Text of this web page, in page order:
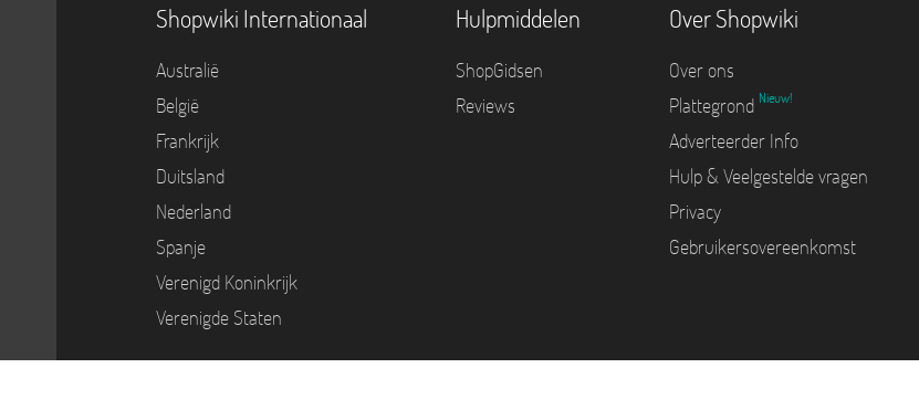
Shopwiki Internationaal
Australië
België
Frankrijk
Duitsland
Nederland
Spanje
Verenigd Koninkrijk
Verenigde Staten
Hulpmiddelen
ShopGidsen
Reviews
Over Shopwiki
Over ons
Plattegrond Nieuw!
Adverteerder Info
Hulp & Veelgestelde vragen
Privacy
Gebruikersovereenkomst